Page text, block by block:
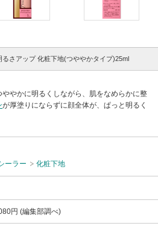
るさアップ 化粧下地(つややかタイプ)25ml
やかに明るくしながら、肌をなめらかに整
が厚塗りにならずに顔全体が、ぱっと明るく
ーラー 化粧下地
円 (編集部調べ)